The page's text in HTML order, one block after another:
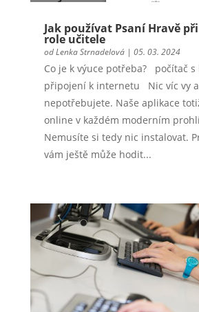
Jak používat Psaní Hravě
role učitele
odLenka Strnadelová| 05. 03. 2024
Co je k výuce potřeba? počítač s
připojení k internetu Nic víc vy
nepotřebujete. Naše aplikace
online v každém moderním
Nemusíte si tedy nic instalovat.
vám ještě může hodit...